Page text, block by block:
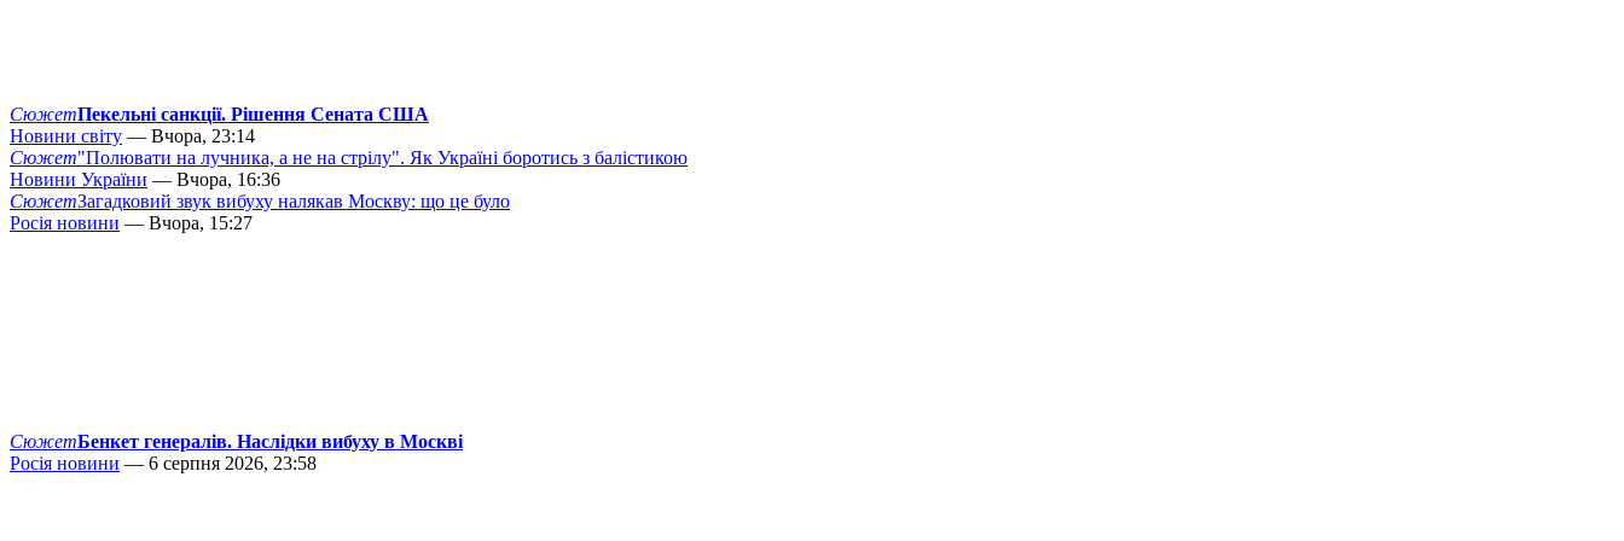
СюжетПекельні санкції. Рішення Сената США
Новини світу — Вчора, 23:14
Сюжет"Полювати на лучника, а не на стрілу". Як Україні боротись з балістикою
Новини України — Вчора, 16:36
СюжетЗагадковий звук вибуху налякав Москву: що це було
Росія новини — Вчора, 15:27
СюжетБенкет генералів. Наслідки вибуху в Москві
Росія новини — 6 серпня 2026, 23:58